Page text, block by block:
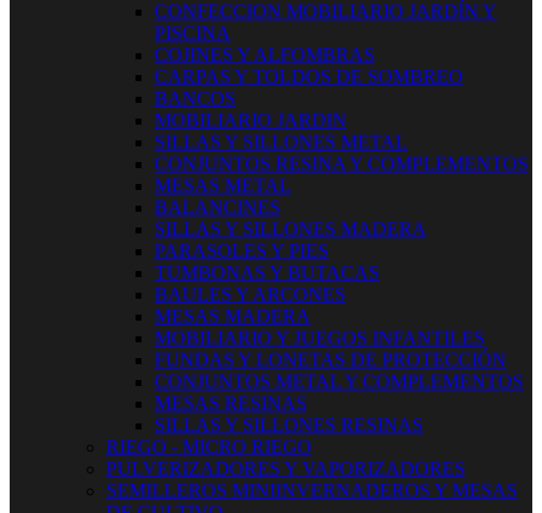
CONFECCION MOBILIARIO JARDÍN Y
PISCINA
COJINES Y ALFOMBRAS
CARPAS Y TOLDOS DE SOMBREO
BANCOS
MOBILIARIO JARDIN
SILLAS Y SILLONES METAL
CONJUNTOS RESINA Y COMPLEMENTOS
MESAS METAL
BALANCINES
SILLAS Y SILLONES MADERA
PARASOLES Y PIES
TUMBONAS Y BUTACAS
BAULES Y ARCONES
MESAS MADERA
MOBILIARIO Y JUEGOS INFANTILES
FUNDAS Y LONETAS DE PROTECCIÓN
CONJUNTOS METAL Y COMPLEMENTOS
MESAS RESINAS
SILLAS Y SILLONES RESINAS
RIEGO - MICRO RIEGO
PULVERIZADORES Y VAPORIZADORES
SEMILLEROS MINIINVERNADEROS Y MESAS